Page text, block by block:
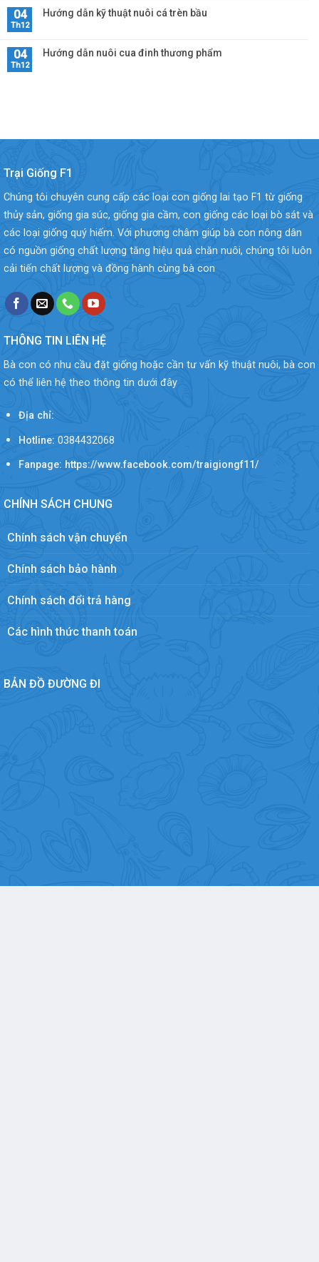
04
Th12
Hướng dẫn kỹ thuật nuôi cá trèn bầu
04
Th12
Hướng dẫn nuôi cua đinh thương phẩm
Trại Giống F1
Chúng tôi chuyên cung cấp các loại con giống lai tạo F1 từ giống
thủy sản, giống gia súc, giống gia cầm, con giống các loại bò sát và
các loại giống quý hiếm. Với phương châm giúp bà con nông dân
có nguồn giống chất lượng tăng hiệu quả chăn nuôi, chúng tôi luôn
cải tiến chất lượng và đồng hành cùng bà con
THÔNG TIN LIÊN HỆ
Bà con có nhu cầu đặt giống hoặc cần tư vấn kỹ thuật nuôi, bà con
có thể liên hệ theo thông tin dưới đây
Địa chỉ:
Hotline: 0384432068
Fanpage: https://www.facebook.com/traigiongf11/
CHÍNH SÁCH CHUNG
Chính sách vận chuyển
Chính sách bảo hành
Chính sách đổi trả hàng
Các hình thức thanh toán
BẢN ĐỒ ĐƯỜNG ĐI